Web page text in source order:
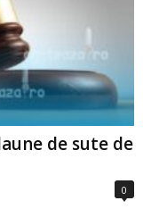
de sute de
0